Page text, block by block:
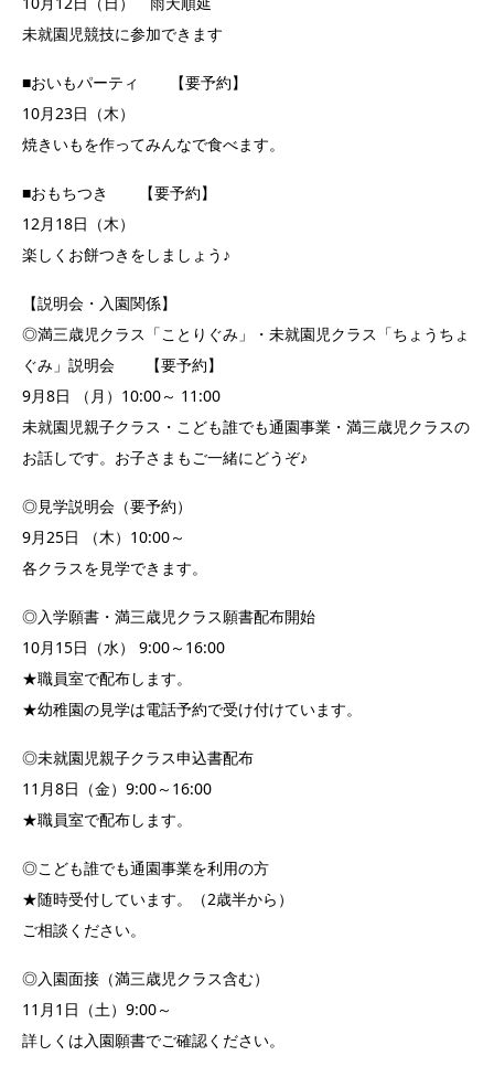
未就園児競技に参加できます
■おいもパーティ 【要予約】
10月23日（木）
焼きいもを作ってみんなで食べます。
■おもちつき 【要予約】
12月18日（木）
楽しくお餅つきをしましょう♪
【説明会・入園関係】
◎満三歳児クラス「ことりぐみ」・未就園児クラス「ちょうちょ
ぐみ」説明会 【要予約】
9月8日 （月）10:00～ 11:00
未就園児親子クラス・こども誰でも通園事業・満三歳児クラスの
お話しです。お子さまもご一緒にどうぞ♪
◎見学説明会（要予約）
9月25日 （木）10:00～
各クラスを見学できます。
◎入学願書・満三歳児クラス願書配布開始
10月15日（水） 9:00～16:00
★職員室で配布します。
★幼稚園の見学は電話予約で受け付けています。
◎未就園児親子クラス申込書配布
11月8日（金）9:00～16:00
★職員室で配布します。
◎こども誰でも通園事業を利用の方
★随時受付しています。（2歳半から）
ご相談ください。
◎入園面接（満三歳児クラス含む）
11月1日（土）9:00～
詳しくは入園願書でご確認ください。